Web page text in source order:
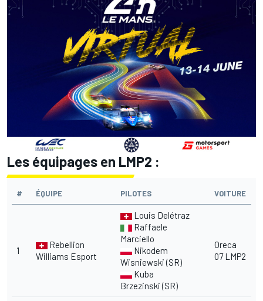
Les équipages en LMP2 :
# ÉQUIPE PILOTES VOITURE
1
Rebellion
Williams Esport
Louis Delétraz
Raffaele
Marciello
Nikodem
Wisniewski (SR)
Kuba
Brzezinski (SR)
Oreca
07 LMP2